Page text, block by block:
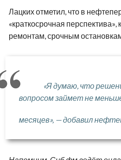
Лацких отметил, что в
«краткосрочная перспектива»,
ремонтам, срочным
«Я думаю, что
вопросом займет не
месяцев», — добавил